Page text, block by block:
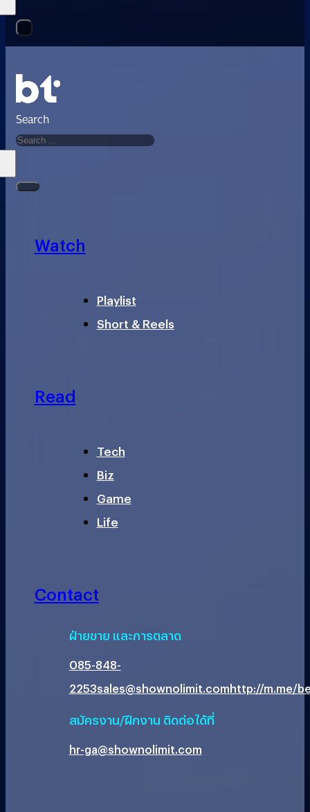
Search
Watch
Playlist
Short & Reels
Read
Tech
Biz
Game
Life
Contact
ฝ่ายขาย และการตลาด
085-848-
2253sales@shownolimit.comhttp://m.me/
สมัครงาน/ฝึกงาน ติดต่อได้ที่
hr-ga@shownolimit.com